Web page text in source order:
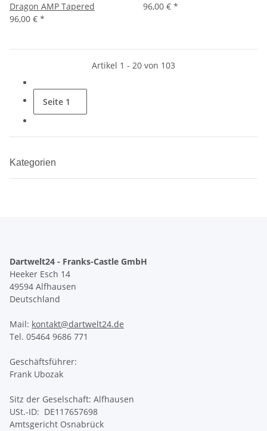
Dragon AMP Tapered
96,00 € *
96,00 € *
Artikel 1 - 20 von 103
Seite 1
Kategorien
Dartwelt24 - Franks-Castle GmbH
Heeker Esch 14
49594 Alfhausen
Deutschland
Mail: kontakt@dartwelt24.de
Tel. 05464 9686 771
Geschäftsführer:
Frank Ubozak
Sitz der Geselschaft: Alfhausen
USt.-ID: DE117657698
Amtsgericht Osnabrück